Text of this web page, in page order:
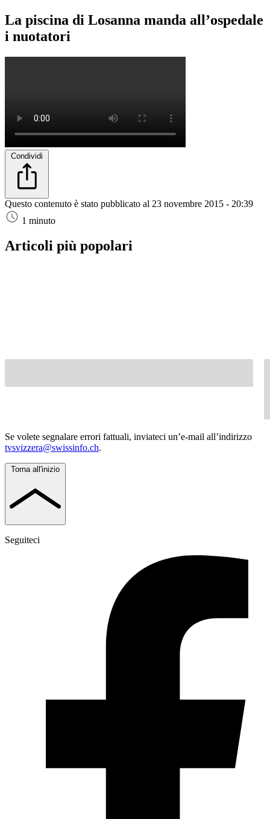
La piscina di Losanna manda all’ospedale
i nuotatori
Condividi
Questo contenuto è stato pubblicato al 23 novembre 2015 - 20:39
1 minuto
Articoli più popolari
Se volete segnalare errori fattuali, inviateci un’e-mail all’indirizzo
tvsvizzera@swissinfo.ch.
Torna all'inizio
Seguiteci